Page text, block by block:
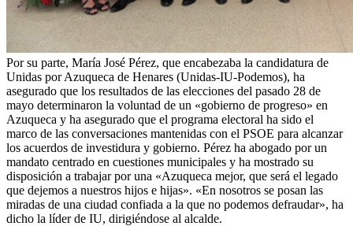
Por su parte, María José Pérez, que encabezaba la candidatura de
Unidas por Azuqueca de Henares (Unidas-IU-Podemos), ha
asegurado que los resultados de las elecciones del pasado 28 de
mayo determinaron la voluntad de un «gobierno de progreso» en
Azuqueca y ha asegurado que el programa electoral ha sido el
marco de las conversaciones mantenidas con el PSOE para alcanzar
los acuerdos de investidura y gobierno. Pérez ha abogado por un
mandato centrado en cuestiones municipales y ha mostrado su
disposición a trabajar por una «Azuqueca mejor, que será el legado
que dejemos a nuestros hijos e hijas». «En nosotros se posan las
miradas de una ciudad confiada a la que no podemos defraudar», ha
dicho la líder de IU, dirigiéndose al alcalde.